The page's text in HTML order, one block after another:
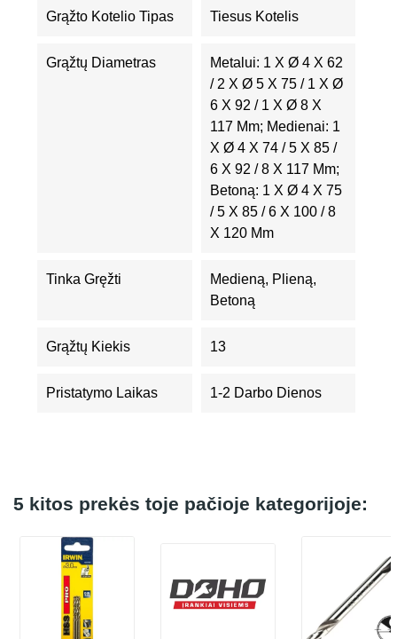
Grąžto Kotelio Tipas Tiesus Kotelis
Grąžtų Diametras
Metalui: 1 X Ø 4 X 62
/ 2 X Ø 5 X 75 / 1 X Ø
6 X 92 / 1 X Ø 8 X
117 Mm; Medienai: 1
X Ø 4 X 74 / 5 X 85 /
6 X 92 / 8 X 117 Mm;
Betoną: 1 X Ø 4 X 75
/ 5 X 85 / 6 X 100 / 8
X 120 Mm
Tinka Gręžti
Medieną, Plieną,
Betoną
Grąžtų Kiekis 13
Pristatymo Laikas 1-2 Darbo Dienos
5 kitos prekės toje pačioje kategorijoje: